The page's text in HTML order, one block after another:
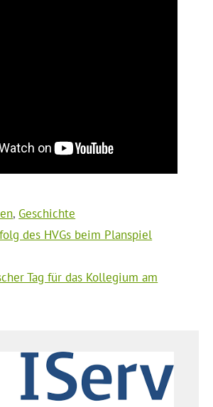
, Geschichte
des HVGs beim Planspiel
Tag für das Kollegium am